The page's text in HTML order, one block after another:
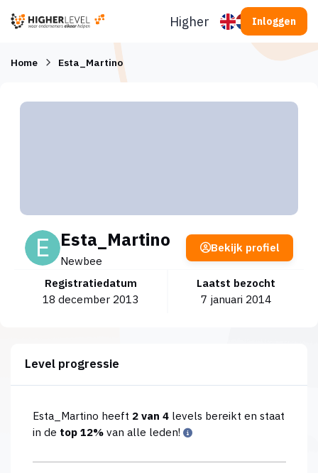
Higherlevel Inloggen
Home Esta_Martino
Esta_Martino
Newbee
Registratiedatum
18 december 2013
Laatst bezocht
7 januari 2014
Bekijk profiel
Level progressie
Esta_Martino heeft 2 van 4levels bereikt en staat
in de top 12%van alle leden!